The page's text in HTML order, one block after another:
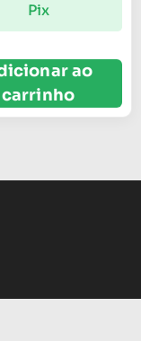
Pix
ao
carrinho